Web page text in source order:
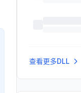
查看更多DLL